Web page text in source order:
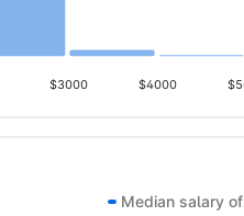
$3000 $4000
Median salary